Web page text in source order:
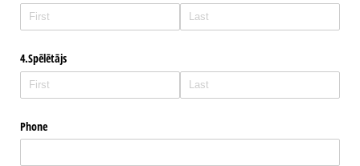
4.Spēlētājs
Phone